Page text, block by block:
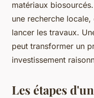
matériaux
une recherche
lancer les travaux.
peut transformer un
investissement
Les étapes